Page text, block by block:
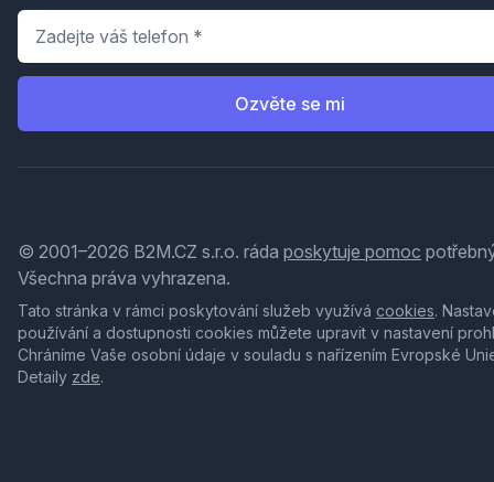
Telefon
Ozvěte se mi
© 2001–2026 B2M.CZ s.r.o. ráda poskytuje pomoc
Všechna práva vyhrazena.
Tato stránka v rámci poskytování služeb využívá cookies.
používání a dostupnosti cookies můžete upravit v nastavení
Chráníme Vaše osobní údaje v souladu s nařízením Evropské
Detaily zde.